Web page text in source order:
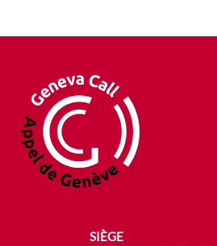
SIÈGE